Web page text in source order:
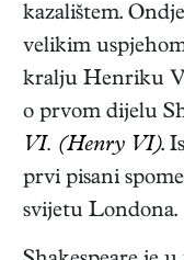
kazalištem.
velikim
kralju Henriku
o prvom dijelu
VI. (Henry VI).
prvi pisani
svijetu Londona.